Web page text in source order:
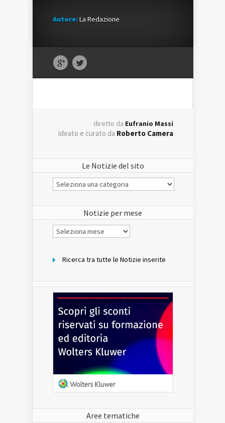
Autore:La Redazione
diretto da Eufranio Massi
ideato e curato da Roberto Camera
Le Notizie del sito
Le
Notizie
Notizie per mese
Notizie
per
Ricerca tra tutte le Notizie inserite
Aree tematiche